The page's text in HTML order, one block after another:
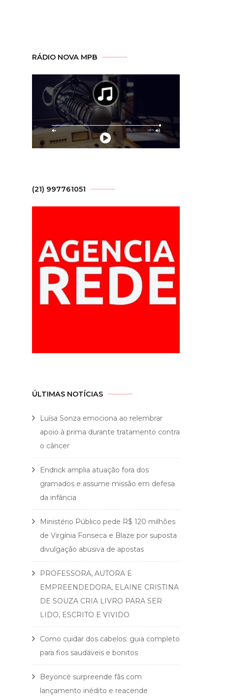
RÁDIO NOVA MPB
(21) 997761051
ÚLTIMAS NOTÍCIAS
Luísa Sonza emociona ao relembrar
apoio à prima durante tratamento contra
o câncer
Endrick amplia atuação fora dos
gramados e assume missão em defesa
da infância
Ministério Público pede R$ 120 milhões
de Virgínia Fonseca e Blaze por suposta
divulgação abusiva de apostas
PROFESSORA, AUTORA E
EMPREENDEDORA, ELAINE CRISTINA
DE SOUZA CRIA LIVRO PARA SER
LIDO, ESCRITO E VIVIDO
Como cuidar dos cabelos: guia completo
para fios saudáveis e bonitos
Beyoncé surpreende fãs com
lançamento inédito e reacende